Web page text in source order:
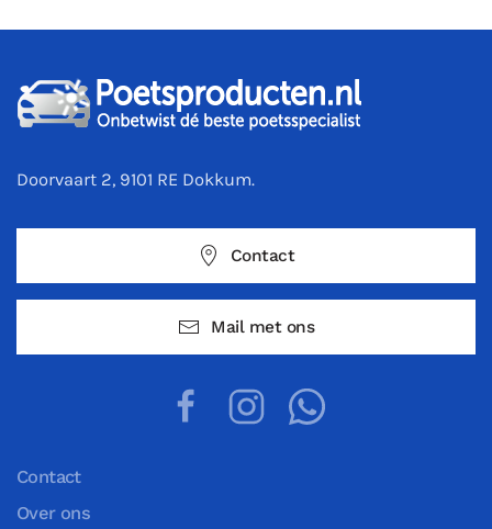
Doorvaart 2, 9101 RE Dokkum.
Contact
Mail met ons
Contact
Over ons